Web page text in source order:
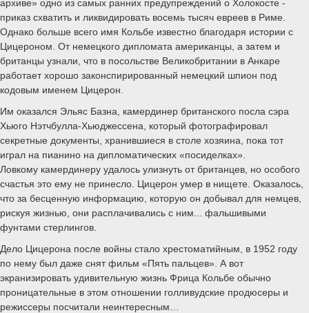
архиве» одно из самых ранних предупреждений о Холокосте -
приказ схватить и ликвидировать восемь тысяч евреев в Риме.
Однако больше всего имя Кольбе известно благодаря истории с
Цицероном. От немецкого дипломата американцы, а затем и
британцы узнали, что в посольстве Великобритании в Анкаре
работает хорошо законспирированный немецкий шпион под
кодовым именем Цицерон.
Им оказался Эльяс Базна, камердинер британского посла сэра
Хьюго Нэтчбулла-Хьюджессена, который фотографировал
секретные документы, хранившиеся в столе хозяина, пока тот
играл на пианино на дипломатических «посиделках».
Ловкому камердинеру удалось улизнуть от британцев, но особого
счастья это ему не принесло. Цицерон умер в нищете. Оказалось,
что за бесценную информацию, которую он добывал для немцев,
рискуя жизнью, они расплачивались с ним... фальшивыми
фунтами стерлингов.
Дело Цицерона после войны стало хрестоматийным, в 1952 году
по нему был даже снят фильм «Пять пальцев». А вот
экранизировать удивительную жизнь Фрица Кольбе обычно
проницательные в этом отношении голливудские продюсеры и
режиссеры посчитали неинтересным…